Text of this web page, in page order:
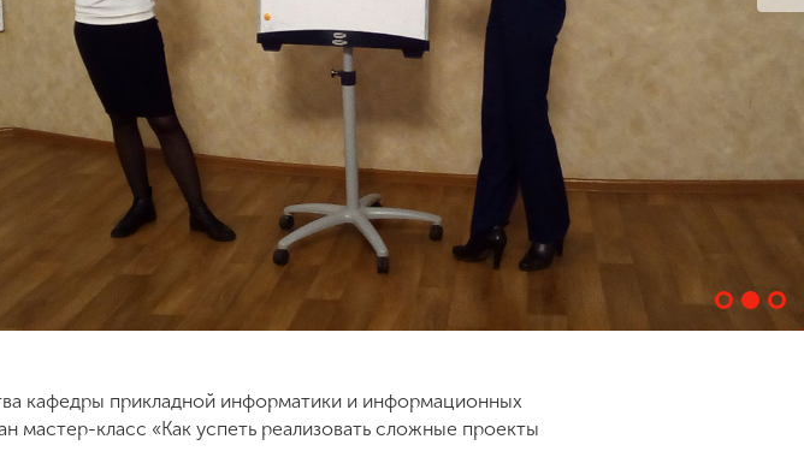
кафедры прикладной информатики и информационных
класс «Как успеть реализовать сложные проекты